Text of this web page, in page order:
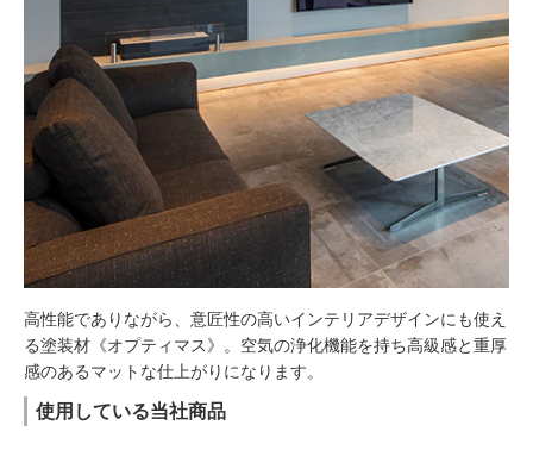
高性能でありながら、意匠性の高いインテリアデザインにも使え
る塗装材《オプティマス》。空気の浄化機能を持ち高級感と重厚
感のあるマットな仕上がりになります。
使用している当社商品